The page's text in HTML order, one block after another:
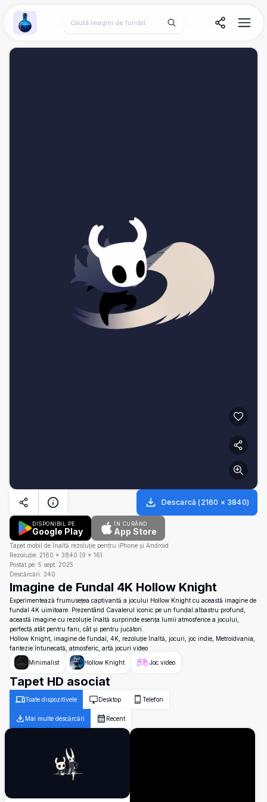
Wallpaper Alchemy
Descarcă (2160 × 3840)
DISPONIBIL PE
Google Play
ÎN CURÂND
App Store
Tapet mobil de înaltă rezoluție pentru iPhone și Android
Rezoluție: 2160 × 3840 (9 × 16)
Postat pe: 5 sept. 2025
Descărcări: 340
Imagine de Fundal 4K Hollow Knight
Experimentează frumusețea captivantă a jocului Hollow Knight cu această imagine de
fundal 4K uimitoare. Prezentând Cavalerul iconic pe un fundal albastru profund,
această imagine cu rezoluție înaltă surprinde esența lumii atmosferice a jocului,
perfectă atât pentru fani, cât și pentru jucători.
Hollow Knight, imagine de fundal, 4K, rezoluție înaltă, jocuri, joc indie, Metroidvania,
fantezie întunecată, atmosferic, artă jocuri video
Minimalist
Hollow Knight Joc video
Tapet HD asociat
Toate dispozitivele Desktop Telefon
Mai multe descărcări Recent